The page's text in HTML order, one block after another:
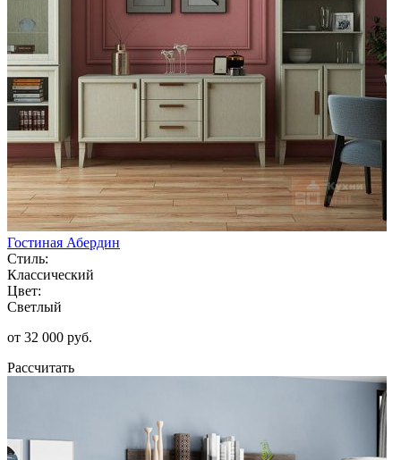
Гостиная Абердин
Стиль:
Классический
Цвет:
Светлый
от 32 000 руб.
Рассчитать